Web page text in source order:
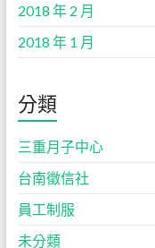
2018 年 2 月
2018 年 1 月
分類
三重月子中心
台南徵信社
員工制服
未分類